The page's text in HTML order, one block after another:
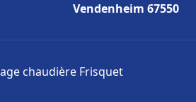
Vendenheim 67550
chaudière Frisquet